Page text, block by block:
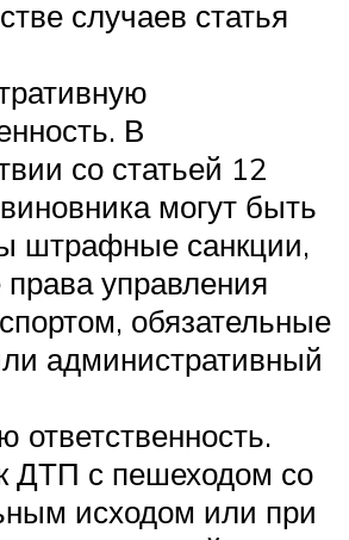
случаев статья
В
со статьей 12
могут быть
штрафные санкции,
управления
обязательные
административный
ответственность.
ДТП с пешеходом со
исходом или при